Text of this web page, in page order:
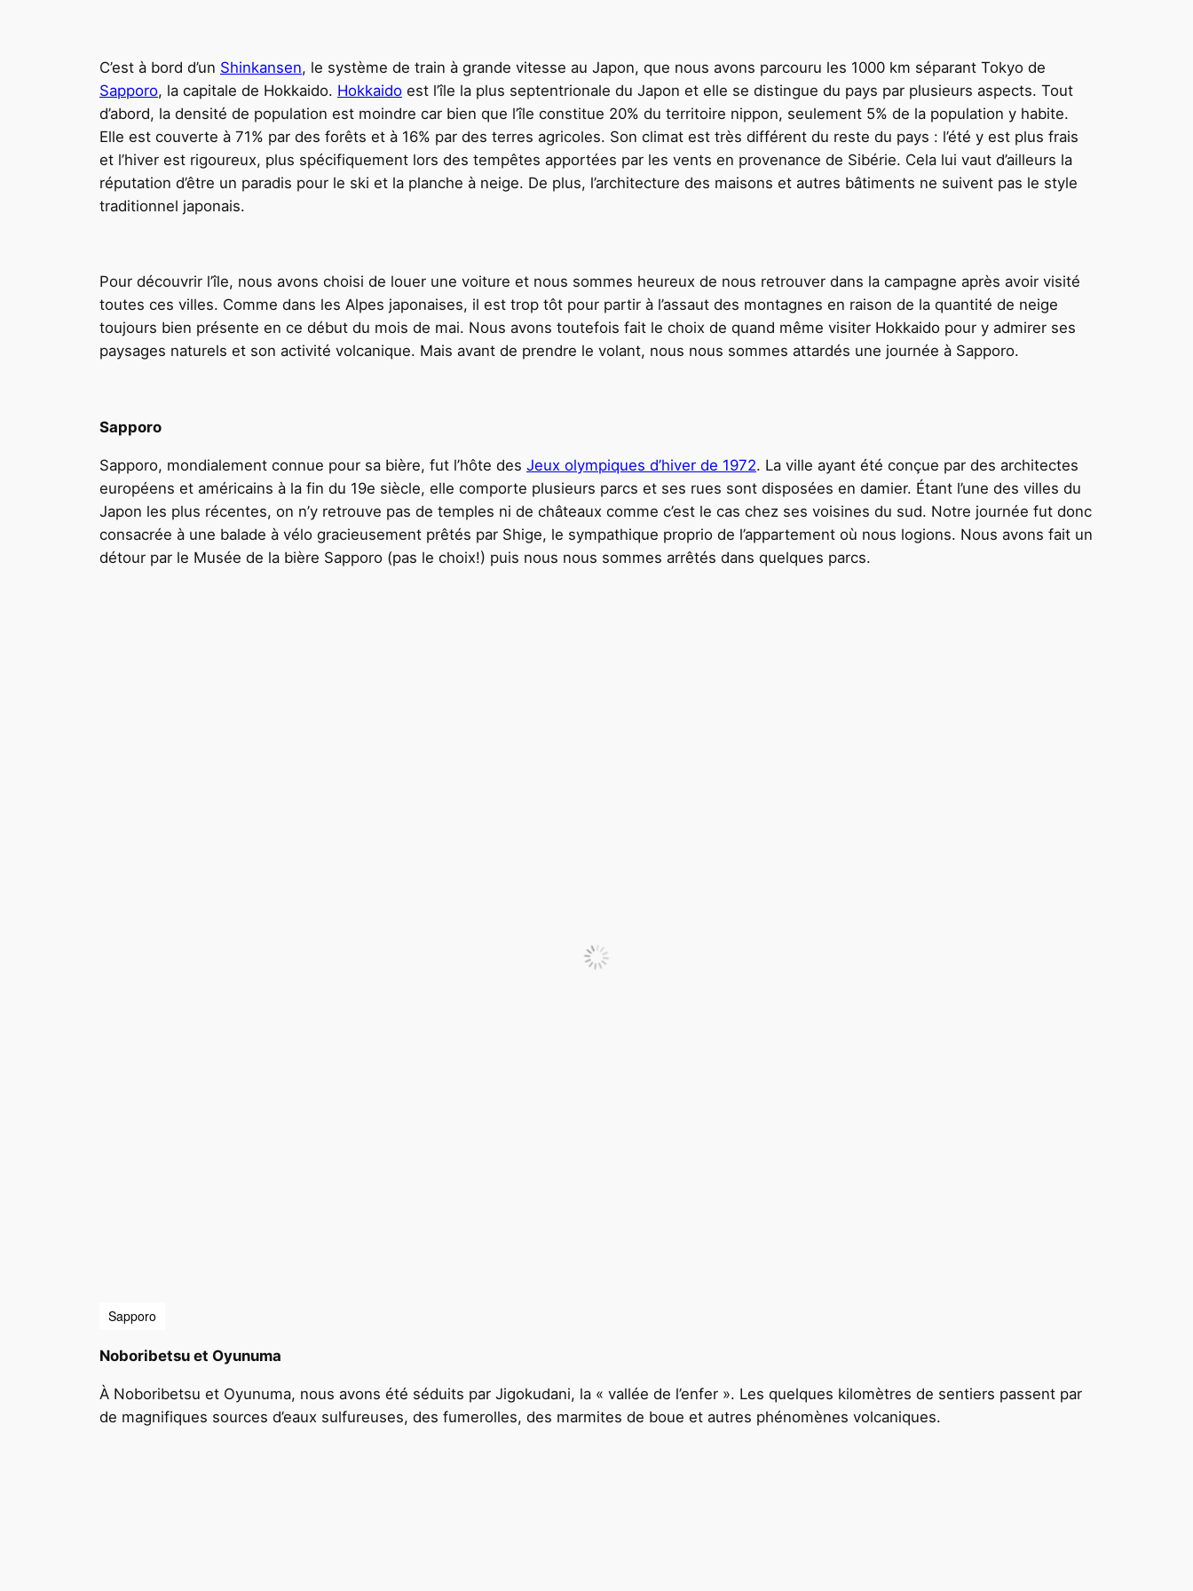
C’est à bord d’un Shinkansen, le système de train à grande vitesse au Japon, que nous avons parcouru les 1000 km séparant Tokyo de
Sapporo, la capitale de Hokkaido. Hokkaido est l’île la plus septentrionale du Japon et elle se distingue du pays par plusieurs aspects. Tout
d’abord, la densité de population est moindre car bien que l’île constitue 20% du territoire nippon, seulement 5% de la population y habite.
Elle est couverte à 71% par des forêts et à 16% par des terres agricoles. Son climat est très différent du reste du pays : l’été y est plus frais
et l’hiver est rigoureux, plus spécifiquement lors des tempêtes apportées par les vents en provenance de Sibérie. Cela lui vaut d’ailleurs la
réputation d’être un paradis pour le ski et la planche à neige. De plus, l’architecture des maisons et autres bâtiments ne suivent pas le style
traditionnel japonais.
Pour découvrir l’île, nous avons choisi de louer une voiture et nous sommes heureux de nous retrouver dans la campagne après avoir visité
toutes ces villes. Comme dans les Alpes japonaises, il est trop tôt pour partir à l’assaut des montagnes en raison de la quantité de neige
toujours bien présente en ce début du mois de mai. Nous avons toutefois fait le choix de quand même visiter Hokkaido pour y admirer ses
paysages naturels et son activité volcanique. Mais avant de prendre le volant, nous nous sommes attardés une journée à Sapporo.
Sapporo
Sapporo, mondialement connue pour sa bière, fut l’hôte des Jeux olympiques d’hiver de 1972. La ville ayant été conçue par des architectes
européens et américains à la fin du 19e siècle, elle comporte plusieurs parcs et ses rues sont disposées en damier. Étant l’une des villes du
Japon les plus récentes, on n’y retrouve pas de temples ni de châteaux comme c’est le cas chez ses voisines du sud. Notre journée fut donc
consacrée à une balade à vélo gracieusement prêtés par Shige, le sympathique proprio de l’appartement où nous logions. Nous avons fait un
détour par le Musée de la bière Sapporo (pas le choix!) puis nous nous sommes arrêtés dans quelques parcs.
Sapporo
Noboribetsu et Oyunuma
À Noboribetsu et Oyunuma, nous avons été séduits par Jigokudani, la « vallée de l’enfer ». Les quelques kilomètres de sentiers passent par
de magnifiques sources d’eaux sulfureuses, des fumerolles, des marmites de boue et autres phénomènes volcaniques.